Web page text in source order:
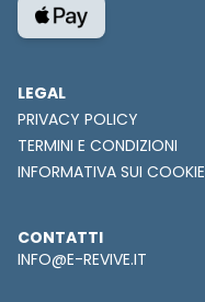
LEGAL
PRIVACY POLICY
TERMINI E CONDIZIONI
INFORMATIVA SUI COOKIE
CONTATTI
INFO@E-REVIVE.IT